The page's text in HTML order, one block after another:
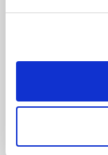
SupraBazar